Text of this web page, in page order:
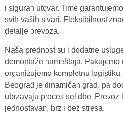
i siguran utovar. Time
svih vaših stvari. Fleksibilnost
detalje prevoza.
Naša prednost su i dodatne
demontaže nameštaja. Pakujemo
organizujemo kompletnu logistiku
Beograd je dinamičan grad, pa
ubrzavaju proces selidbe. Prevoz
jednostavan, brz i bez stresa.